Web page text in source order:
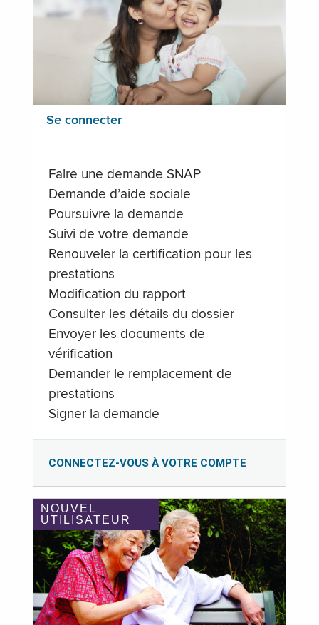
Se connecter
Faire une demande SNAP
Demande d’aide sociale
Poursuivre la demande
Suivi de votre demande
Renouveler la certification pour les
prestations
Modification du rapport
Consulter les détails du dossier
Envoyer les documents de
vérification
Demander le remplacement de
prestations
Signer la demande
CONNECTEZ-VOUS À VOTRE COMPTE
NOUVEL
UTILISATEUR